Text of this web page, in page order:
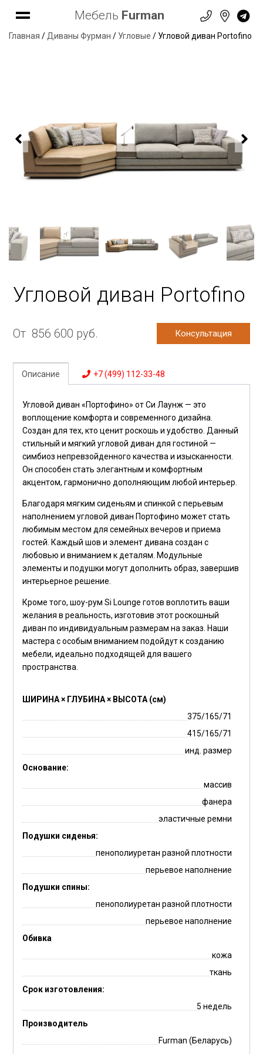
Мебель Furman
Главная / Диваны Фурман / Угловые / Угловой диван Portofino
Угловой диван Portofino
От 856 600 руб. Консультация
Описание +7 (499) 112-33-48
Угловой диван «Портофино» от Си Лаунж — это
воплощение комфорта и современного дизайна.
Создан для тех, кто ценит роскошь и удобство. Данный
стильный и мягкий угловой диван для гостиной —
симбиоз непревзойденного качества и изысканности.
Он способен стать элегантным и комфортным
акцентом, гармонично дополняющим любой интерьер.
Благодаря мягким сиденьям и спинкой с перьевым
наполнением угловой диван Портофино может стать
любимым местом для семейных вечеров и приема
гостей. Каждый шов и элемент дивана создан с
любовью и вниманием к деталям. Модульные
элементы и подушки могут дополнить образ, завершив
интерьерное решение.
Кроме того, шоу-рум Si Lounge готов воплотить ваши
желания в реальность, изготовив этот роскошный
диван по индивидуальным размерам на заказ. Наши
мастера с особым вниманием подойдут к созданию
мебели, идеально подходящей для вашего
пространства.
ШИРИНА × ГЛУБИНА × ВЫСОТА (см)
375/165/71
415/165/71
инд. размер
Основание:
массив
фанера
эластичные ремни
Подушки сиденья:
пенополиуретан разной плотности
перьевое наполнение
Подушки спины:
пенополиуретан разной плотности
перьевое наполнение
Обивка
кожа
ткань
Срок изготовления:
5 недель
Производитель
Furman (Беларусь)